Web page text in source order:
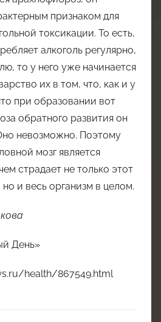
признаком для
токсикации. То есть,
алкоголь регулярно,
то у него уже начинается
их в том, что, как и у
при образовании вот
обратного развития он
невозможно. Поэтому
мозг является
страдает не только этот
и весь организм в целом.
День»
health/867549.html